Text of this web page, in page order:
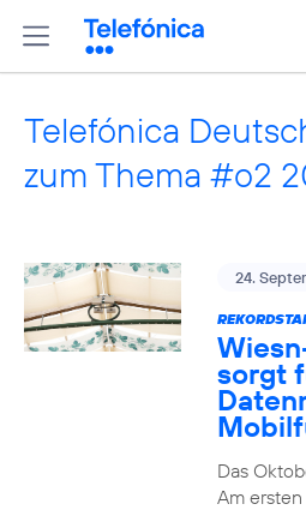
Telefónica
zum Thema #o2
24.
sorgt
Das
Am